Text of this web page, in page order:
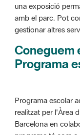
una exposició
amb el parc. Pot
gestionar altres
Coneguem
Programa
Programa escolar
realitzat per l'Àrea
Barcelona en